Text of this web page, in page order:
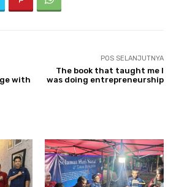
with
POS SELANJUTNYA
The book that taught me I
was doing entrepreneurship